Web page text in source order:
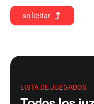
solicitar
LISTA DE JUZGADOS